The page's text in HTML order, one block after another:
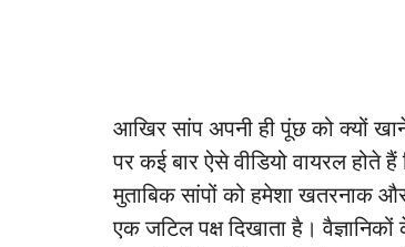
आखिर सांप अपनी ही पूंछ को क्यों
पर कई बार ऐसे वीडियो वायरल होते
मुताबिक सांपों को हमेशा खतरनाक
एक जटिल पक्ष दिखाता है।